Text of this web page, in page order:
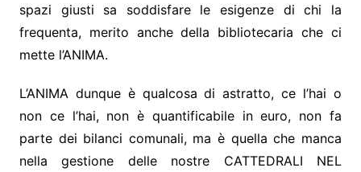
spazi giusti sa soddisfare le esigenze di chi la
frequenta, merito anche della bibliotecaria che ci
mette l’ANIMA.
L’ANIMA dunque è qualcosa di astratto, ce l’hai o
non ce l’hai, non è quantificabile in euro, non fa
parte dei bilanci comunali, ma è quella che manca
nella gestione delle nostre CATTEDRALI NEL